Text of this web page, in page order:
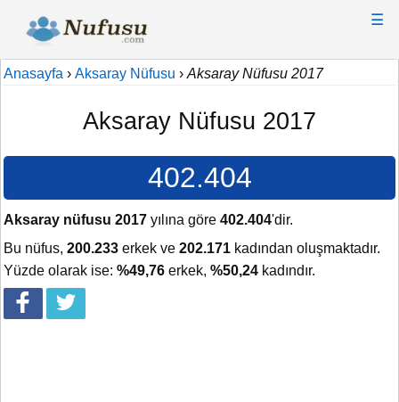
☰
Anasayfa › Aksaray Nüfusu › Aksaray Nüfusu 2017
Aksaray Nüfusu 2017
402.404
Aksaray nüfusu 2017 yılına göre 402.404'dir.
Bu nüfus, 200.233 erkek ve 202.171 kadından oluşmaktadır.
Yüzde olarak ise: %49,76 erkek, %50,24 kadındır.